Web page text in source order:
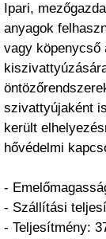
Ipari,
anyagok
vagy köpenycső
szivattyújaként
került
hővédelmi
-
- Szállítási
- Teljesítmény: